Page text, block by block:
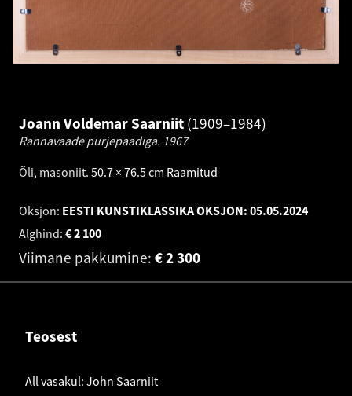
Joann Voldemar Saarniit 1909–1984
Rannavaade purjepaadiga. 1967
Õli, masoniit. 50.7 × 76.5 cm Raamitud
Oksjon: EESTI KUNSTIKLASSIKA OKSJON: 05.05.2024
Alghind:
2 100
€
Viimane pakkumine: 2 300
€
Teosest
All vasakul: John Saarniit